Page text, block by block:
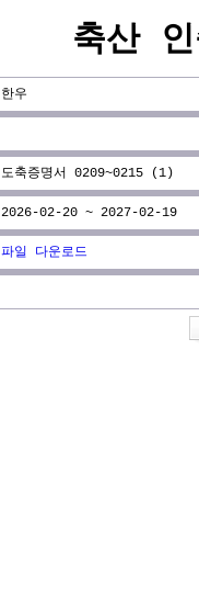
축산
한우
도축증명서 0209~0215 (1)
2026-02-20 ~ 2027-02-19
파일 다운로드